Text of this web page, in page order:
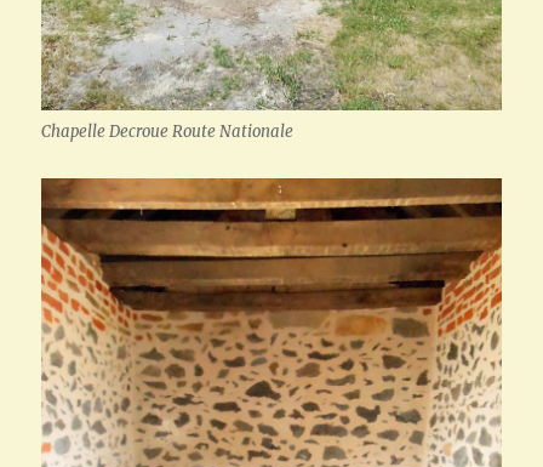
Chapelle Decroue Route Nationale